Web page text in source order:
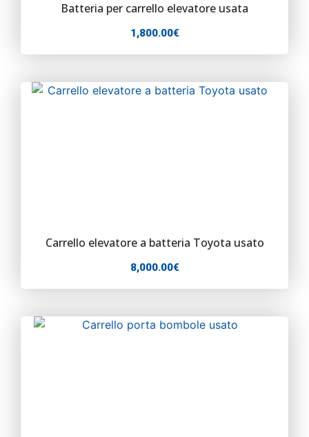
Batteria per carrello elevatore usata
1,800.00€
Carrello elevatore a batteria Toyota usato
8,000.00€